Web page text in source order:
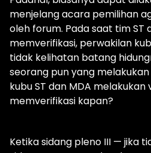
menjelang acara pemilihan
oleh forum. Pada saat tim ST
memverifikasi, perwakilan
tidak kelihatan batang
seorang pun yang
kubu ST dan MDA
memverifikasi kapan?
Ketika sidang pleno III — jika